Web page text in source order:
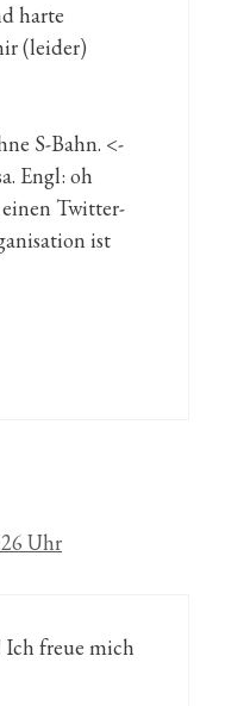
harte
(leider)
S-Bahn. <-
Engl: oh
Twitter-
ist
Uhr
Ich freue mich